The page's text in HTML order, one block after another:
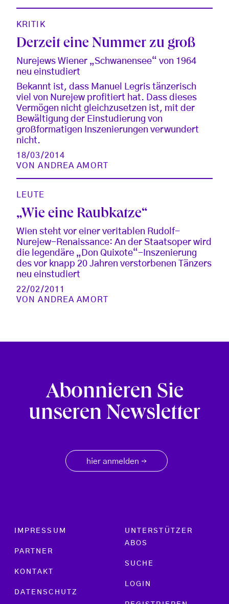
KRITIK
Derzeit eine Nummer zu groß
Nurejews Wiener „Schwanensee“ von 1964
neu einstudiert
Bekannt ist, dass Manuel Legris tänzerisch
viel von Nurejew profitiert hat. Dass dieses
Vermögen nicht gleichzusetzen ist, mit der
Bewältigung der Einstudierung von
großformatigen Inszenierungen verwundert
nicht.
18/03/2014
VONANDREA AMORT
LEUTE
„Wie eine Raubkatze“
Wien steht vor einer veritablen Rudolf-
Nurejew-Renaissance: An der Staatsoper wird
die legendäre „Don Quixote“-Inszenierung
des vor knapp 20 Jahren verstorbenen Tänzers
neu einstudiert
22/02/2011
VONANDREA AMORT
Abonnieren Sie
unseren Newsletter
hier anmelden →
Footer menu
IMPRESSUM
PARTNER
KONTAKT
DATENSCHUTZ
UNTERSTÜTZER
ABOS
SUCHE
LOGIN